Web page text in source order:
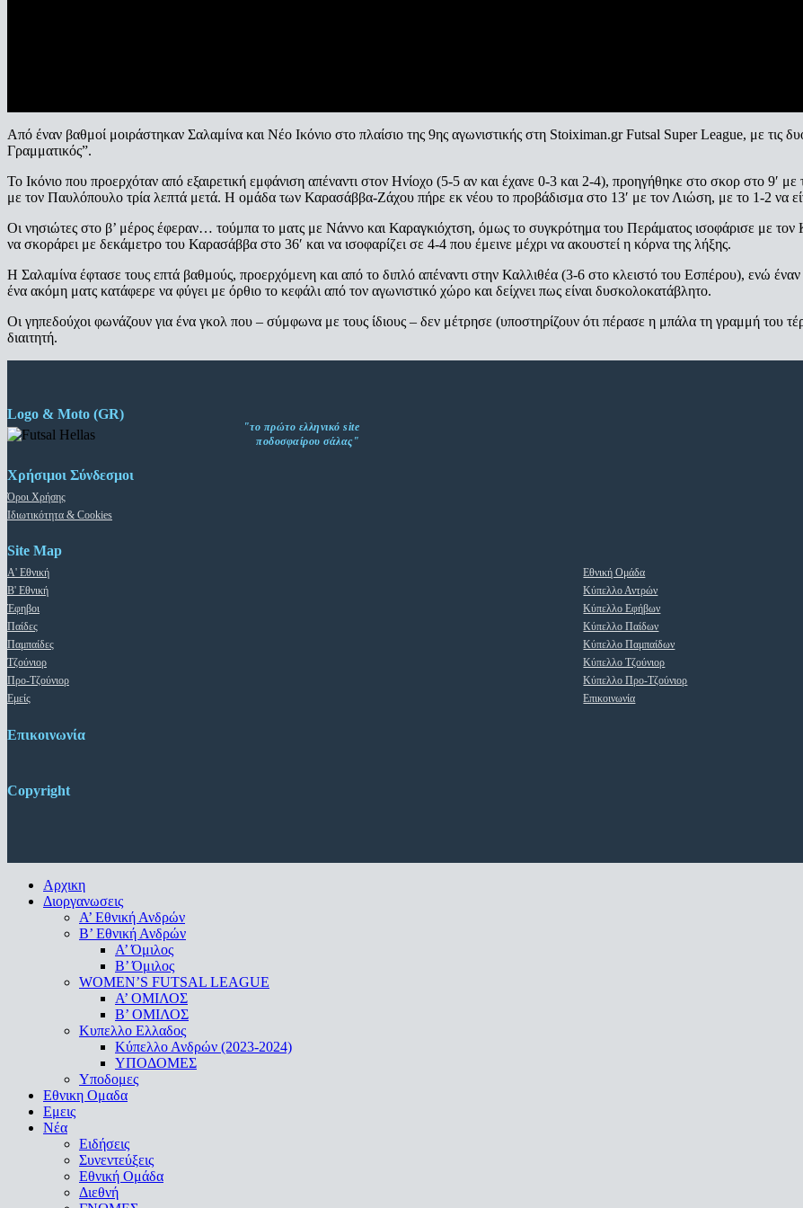
Από έναν βαθμοί μοιράστηκαν Σαλαμίνα και Νέο Ικόνιο στο πλαίσιο της 9ης αγωνιστικής στη Stoiximan.gr Futsal Super League, με τις
Γραμματικός”.
Το Ικόνιο που προερχόταν από εξαιρετική εμφάνιση απέναντι στον Ηνίοχο (5-5 αν και έχανε 0-3 και 2-4), προηγήθηκε στο σκορ στο 9′
με τον Παυλόπουλο τρία λεπτά μετά. Η ομάδα των Καρασάββα-Ζάχου πήρε εκ νέου το προβάδισμα στο 13′ με τον Λιώση, με το 1-2 να
Οι νησιώτες στο β’ μέρος έφεραν… τούμπα το ματς με Νάννο και Καραγκιόχτση, όμως το συγκρότημα του Περάματος ισοφάρισε με
να σκοράρει με δεκάμετρο του Καρασάββα στο 36′ και να ισοφαρίζει σε 4-4 που έμεινε μέχρι να ακουστεί η κόρνα της λήξης.
Η Σαλαμίνα έφτασε τους επτά βαθμούς, προερχόμενη και από το διπλό απέναντι στην Καλλιθέα (3-6 στο κλειστό του Εσπέρου), ενώ έναν
ένα ακόμη ματς κατάφερε να φύγει με όρθιο το κεφάλι από τον αγωνιστικό χώρο και δείχνει πως είναι δυσκολοκατάβλητο.
Οι γηπεδούχοι φωνάζουν για ένα γκολ που – σύμφωνα με τους ίδιους – δεν μέτρησε (υποστηρίζουν ότι πέρασε η μπάλα τη γραμμή του
διαιτητή.
Logo & Moto (GR)
"το πρώτο ελληνικό site
ποδοσφαίρου σάλας"
Χρήσιμοι Σύνδεσμοι
Όροι Χρήσης
Ιδιωτικότητα & Cookies
Site Map
Α' Εθνική
Β' Εθνική
Έφηβοι
Παίδες
Παμπαίδες
Τζούνιορ
Προ-Τζούνιορ
Εμείς
Εθνική Ομάδα
Κύπελλο Αντρών
Κύπελλο Εφήβων
Κύπελλο Παίδων
Κύπελλο Παμπαίδων
Κύπελλο Τζούνιορ
Κύπελλο Προ-Τζούνιορ
Επικοινωνία
Επικοινωνία
Copyright
Close
Menu
Αρχικη
Διοργανωσεις
Α’ Εθνική Ανδρών
Β’ Εθνική Ανδρών
A’ Όμιλος
Β’ Όμιλος
WOMEN’S FUTSAL LEAGUE
A’ ΟΜΙΛΟΣ
Β’ ΟΜΙΛΟΣ
Κυπελλο Ελλαδος
Κύπελλο Ανδρών (2023-2024)
ΥΠΟΔΟΜΕΣ
Υποδομες
Εθνικη Ομαδα
Εμεις
Νέα
Ειδήσεις
Συνεντεύξεις
Εθνική Ομάδα
Διεθνή